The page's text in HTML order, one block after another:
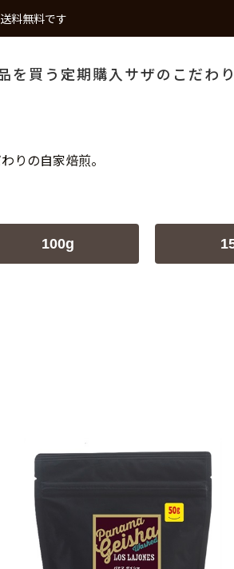
料無料です
を買う 定期購入 サザのこだわり
りの自家焙煎。
100g